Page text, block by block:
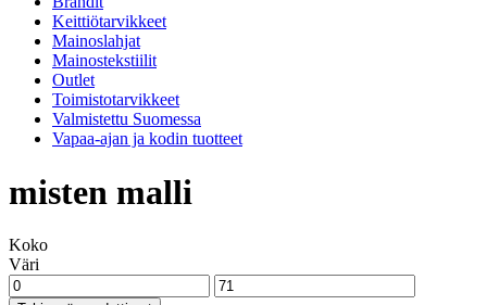
Keittiötarvikkeet
Mainoslahjat
Mainostekstiilit
Outlet
Toimistotarvikkeet
Valmistettu Suomessa
Vapaa-ajan ja kodin tuotteet
misten malli
Koko
Väri